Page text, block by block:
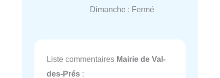
Dimanche : Fermé
Liste commentaires Mairie de Val-
des-Prés :